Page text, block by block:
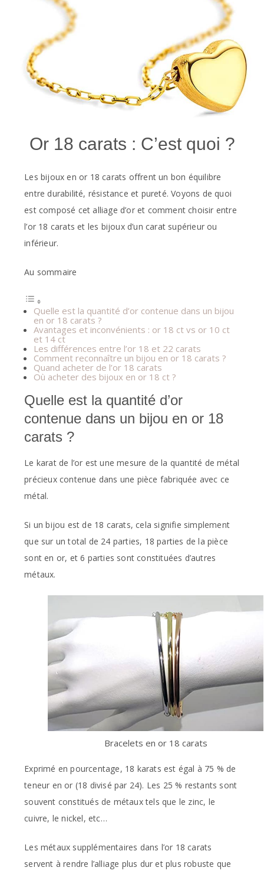
Or 18 carats : C’est quoi ?
Les bijoux en or 18 carats offrent un bon équilibre
entre durabilité, résistance et pureté. Voyons de quoi
est composé cet alliage d’or et comment choisir entre
l’or 18 carats et les bijoux d’un carat supérieur ou
inférieur.
Au sommaire
Quelle est la quantité d’or contenue dans un bijou
en or 18 carats ?
Avantages et inconvénients : or 18 ct vs or 10 ct
et 14 ct
Les différences entre l’or 18 et 22 carats
Comment reconnaître un bijou en or 18 carats ?
Quand acheter de l’or 18 carats
Où acheter des bijoux en or 18 ct ?
Quelle est la quantité d’or
contenue dans un bijou en or 18
carats ?
Le karat de l’or est une mesure de la quantité de métal
précieux contenue dans une pièce fabriquée avec ce
métal.
Si un bijou est de 18 carats, cela signifie simplement
que sur un total de 24 parties, 18 parties de la pièce
sont en or, et 6 parties sont constituées d’autres
métaux.
Bracelets en or 18 carats
Exprimé en pourcentage, 18 karats est égal à 75 % de
teneur en or (18 divisé par 24). Les 25 % restants sont
souvent constitués de métaux tels que le zinc, le
cuivre, le nickel, etc…
Les métaux supplémentaires dans l’or 18 carats
servent à rendre l’alliage plus dur et plus robuste que